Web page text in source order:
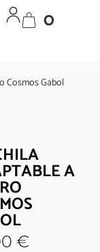
0
Cosmos Gabol
A
€